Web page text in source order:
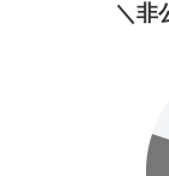
＼非